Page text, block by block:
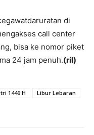
di
call center
bisa ke nomor piket
24 jam penuh.(ril)
1446 H
Libur Lebaran